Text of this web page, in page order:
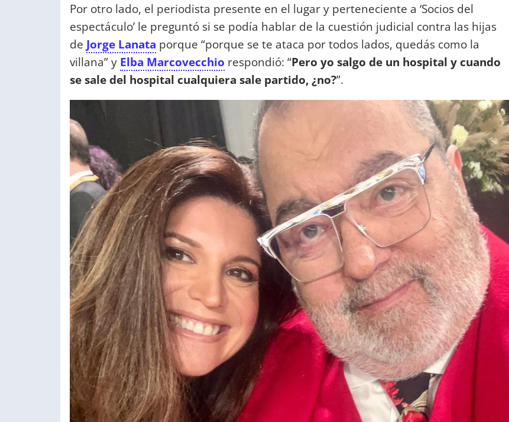
Por otro lado, el periodista presente en el lugar y perteneciente a ‘Socios del
espectáculo’ le preguntó si se podía hablar de la cuestión judicial contra las hijas
de Jorge Lanata porque “porque se te ataca por todos lados, quedás como la
villana” y Elba Marcovecchio respondió: “Pero yo salgo de un hospital y cuando
se sale del hospital cualquiera sale partido, ¿no?”.